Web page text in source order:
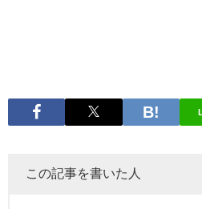
この記事を書いた人